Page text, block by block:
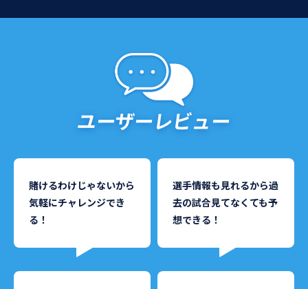
ユーザーレビュー
賭けるわけじゃないから
気軽にチャレンジでき
る！
選手情報も見れるから過
去の試合見てなくても予
想できる！